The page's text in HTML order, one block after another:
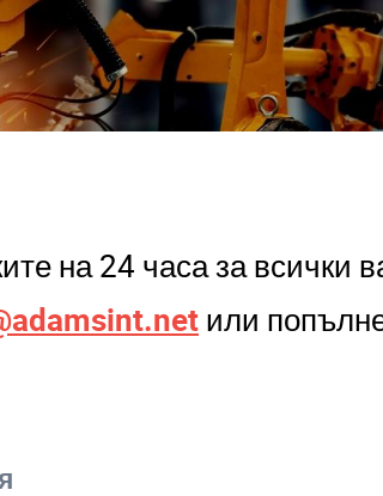
на 24 часа за всички
или